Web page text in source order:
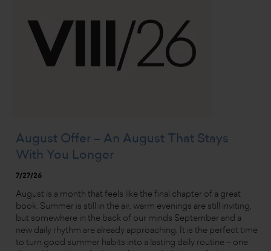
August Offer – An August That Stays
With You Longer
7/27/26
August is a month that feels like the final chapter of a great
book. Summer is still in the air, warm evenings are still inviting,
but somewhere in the back of our minds September and a
new daily rhythm are already approaching. It is the perfect time
to turn good summer habits into a lasting daily routine – one